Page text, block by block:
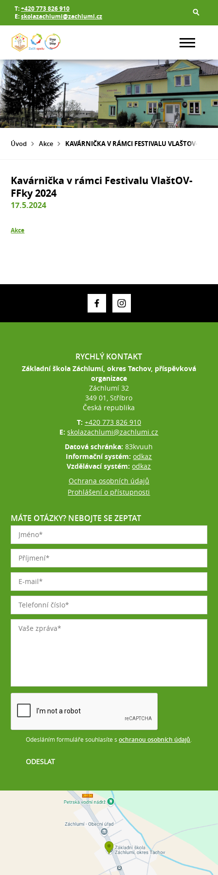
T:+420 773 826 910
E:skolazachlumi@zachlumi.cz
Úvod Akce KAVÁRNIČKA V RÁMCI FESTIVALU VLAŠTOV-FFKY
Kavárnička v rámci Festivalu VlaštOV-
FFky 2024
17.5.2024
Akce
RYCHLÝ KONTAKT
Základní škola Záchlumí, okres Tachov, příspěvková
organizace
Záchlumí 32
349 01, Stříbro
Česká republika
T: +420 773 826 910
E:skolazachlumi@zachlumi.cz
Datová schránka:83kvuuh
Informační systém:odkaz
Vzdělávací systém:odkaz
Ochrana osobních údajů
Prohlášení o přístupnosti
MÁTE OTÁZKY? NEBOJTE SE ZEPTAT
Odesláním formuláře souhlasíte sochranou osobních údajů